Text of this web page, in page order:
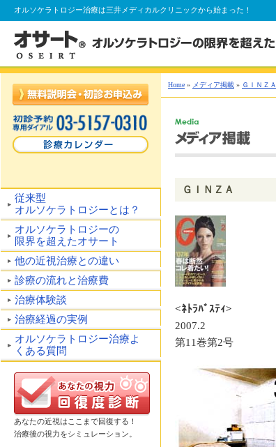
オルソケラトロジー治療は三井メディカルクリニックから始まった！
従来型
オルソケラトロジーとは？
オルソケラトロジーの
限界を超えたオサート
他の近視治療との違い
診療の流れと治療費
治療体験談
治療経過の実例
オルソケラトロジー治療よ
くある質問
あなたの近視はここまで回復する！
治療後の視力をシミュレーション。
Home » メディア掲載 » ＧＩＮＺＡ
ＧＩＮＺＡ
<ﾈﾄﾗﾊﾞｽﾃｨ>
2007.2
第11巻第2号